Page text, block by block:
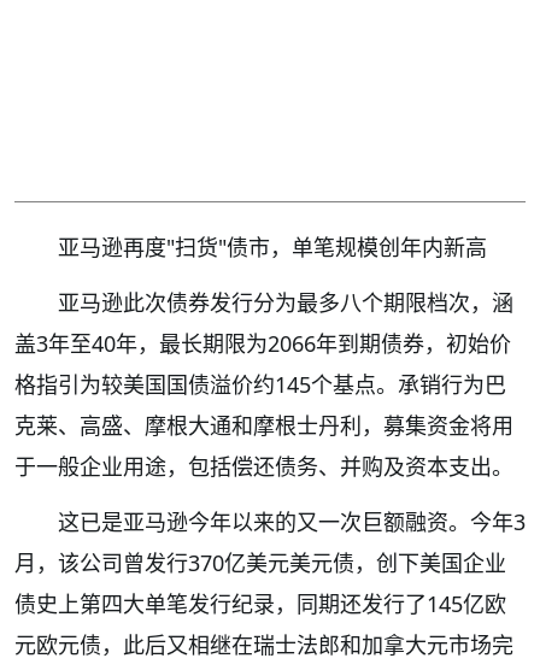
亚马逊再度"扫货"债市，单笔规模创年内新高
亚马逊此次债券发行分为最多八个期限档次，涵
盖3年至40年，最长期限为2066年到期债券，初始价
格指引为较美国国债溢价约145个基点。承销行为巴
克莱、高盛、摩根大通和摩根士丹利，募集资金将用
于一般企业用途，包括偿还债务、并购及资本支出。
这已是亚马逊今年以来的又一次巨额融资。今年3
月，该公司曾发行370亿美元美元债，创下美国企业
债史上第四大单笔发行纪录，同期还发行了145亿欧
元欧元债，此后又相继在瑞士法郎和加拿大元市场完